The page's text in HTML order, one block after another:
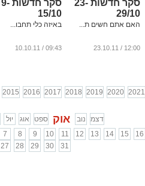
סקר חדשות 23-
29/10
האם אתם חשים ת...
12:00 / 23.10.11
סקר חדשות 9-
15/10
באיזה כלי תחבו...
09:43 / 10.10.11
2015 2016 2017 2018 2019 2020 2021
יול אוג ספט אוק נוב
דצמ
7 8 9 10 11 12 13 14 15 16
27 28 29 30 31